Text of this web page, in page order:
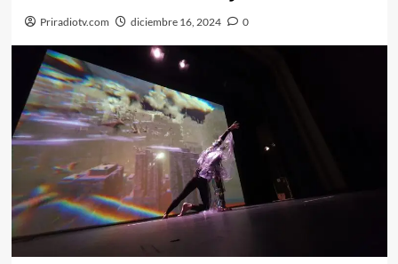
Priradiotv.com diciembre 16, 2024 0